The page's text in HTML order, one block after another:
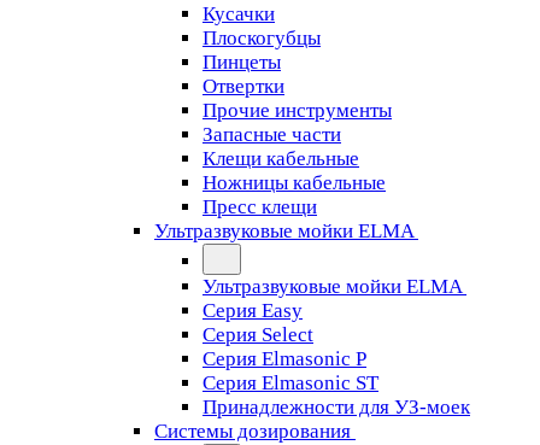
Кусачки
Плоскогубцы
Пинцеты
Отвертки
Прочие инструменты
Запасные части
Клещи кабельные
Ножницы кабельные
Пресс клещи
Ультразвуковые мойки ELMA
Ультразвуковые мойки ELMA
Серия Easy
Серия Select
Серия Elmasonic P
Серия Elmasonic ST
Принадлежности для УЗ-моек
Системы дозирования